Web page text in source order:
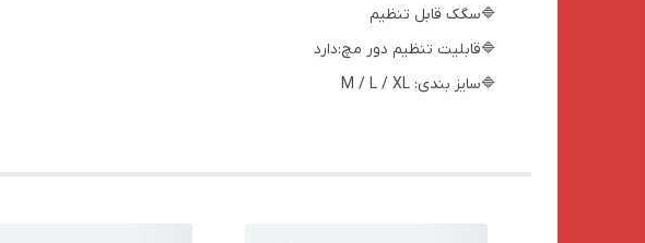
🔷سگک قابل تنظیم
🔷قابلیت تنظیم دور مچ:دارد
🔷سایز بندی: M / L / XL